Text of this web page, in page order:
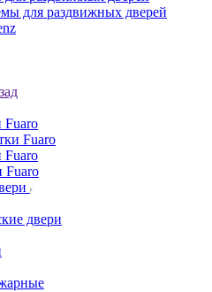
для раздвижных дверей
Fuaro
Fuaro
Fuaro
Fuaro
двери